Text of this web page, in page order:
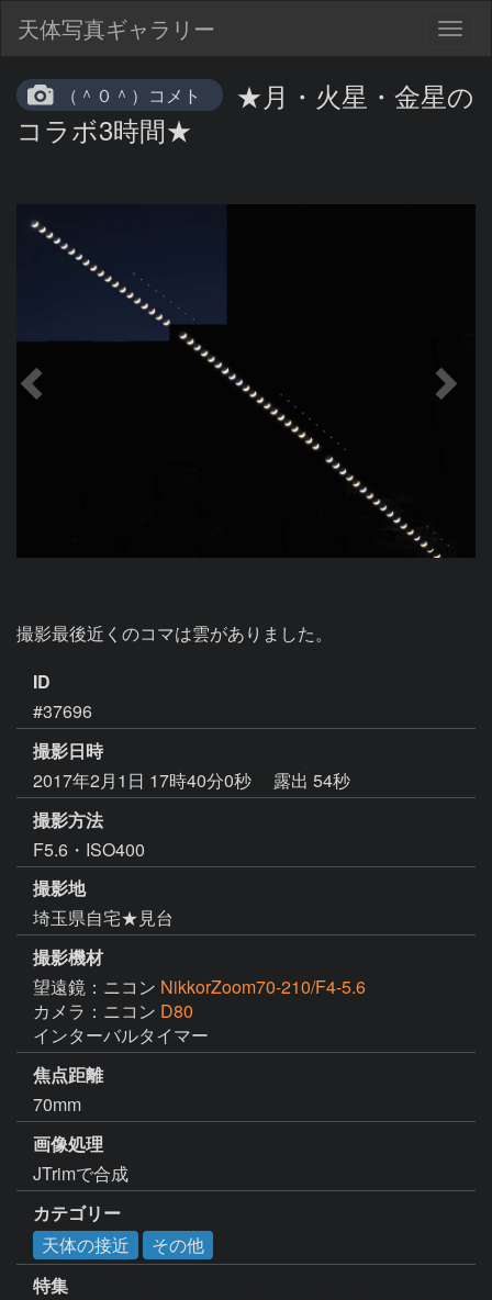
天体写真ギャラリー
（＾０＾）コメト
★月・火星・金星の
コラボ3時間★
撮影最後近くのコマは雲がありました。
ID
#37696
撮影日時
2017年2月1日 17時40分0秒
露出 54秒
撮影方法
F5.6・ISO400
撮影地
埼玉県自宅★見台
撮影機材
望遠鏡：ニコン NikkorZoom70-210/F4-5.6
カメラ：ニコン D80
インターバルタイマー
焦点距離
70mm
画像処理
JTrimで合成
カテゴリー
天体の接近
その他
特集